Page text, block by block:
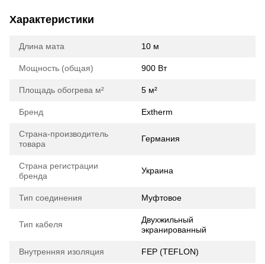
Характеристики
Длина мата 10 м
Мощность (общая) 900 Вт
Площадь обогрева м² 5 м²
Бренд Extherm
Страна-производитель
товара
Германия
Страна регистрации
бренда
Украина
Тип соединения Муфтовое
Тип кабеля
Двухжильный
экранированный
Внутренняя изоляция FEP (TEFLON)